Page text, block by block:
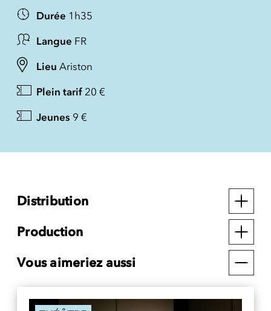
Durée 1h35
Langue FR
Lieu Ariston
Plein tarif 20 €
Jeunes 9 €
Distribution
Production
Vous aimeriez aussi